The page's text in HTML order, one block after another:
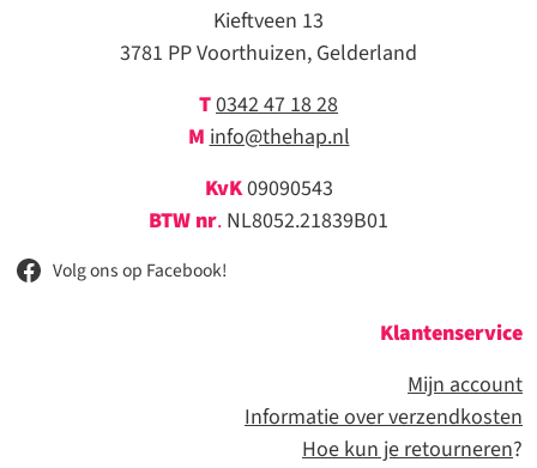
Kieftveen 13
3781 PP Voorthuizen, Gelderland
T0342 47 18 28
M info@thehap.nl
KvK09090543
BTW nr. NL8052.21839B01
Volg ons op Facebook!
Klantenservice
Mijn account
Informatie over verzendkosten
Hoe kun je retourneren?